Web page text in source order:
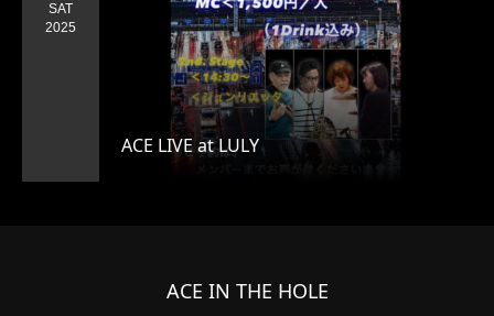
SAT
2025
ACE LIVE at LULY
ACE IN THE HOLE